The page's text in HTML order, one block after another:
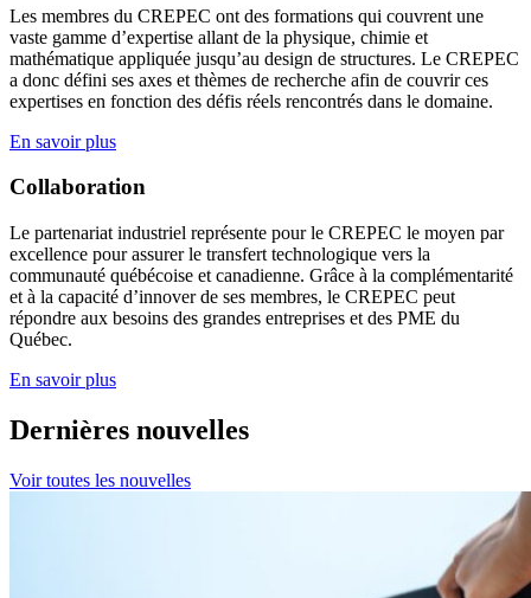
Les membres du CREPEC ont des formations qui couvrent une
vaste gamme d’expertise allant de la physique, chimie et
mathématique appliquée jusqu’au design de structures. Le CREPEC
a donc défini ses axes et thèmes de recherche afin de couvrir ces
expertises en fonction des défis réels rencontrés dans le domaine.
En savoir plus
Collaboration
Le partenariat industriel représente pour le CREPEC le moyen par
excellence pour assurer le transfert technologique vers la
communauté québécoise et canadienne. Grâce à la complémentarité
et à la capacité d’innover de ses membres, le CREPEC peut
répondre aux besoins des grandes entreprises et des PME du
Québec.
En savoir plus
Dernières nouvelles
Voir toutes les nouvelles